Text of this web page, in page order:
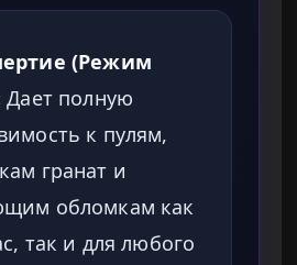
(Режим
Дает полную
к пулям,
гранат и
обломкам как
так и для любого